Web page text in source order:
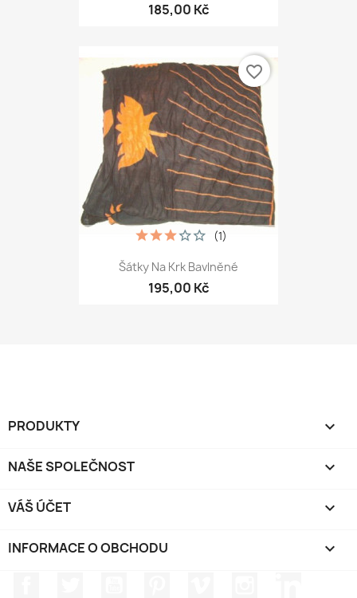
185,00 Kč
Šátky Na Krk Bavlněné
195,00 Kč
(1)
favorite_border
PRODUKTY 
NAŠE SPOLEČNOST 
VÁŠ ÚČET 
INFORMACE O OBCHODU keyboard_arrow_down